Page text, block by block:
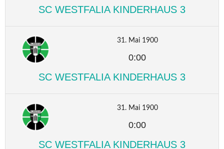
SC WESTFALIA KINDERHAUS 3
31. Mai 1900
0:00
SC WESTFALIA KINDERHAUS 3
31. Mai 1900
0:00
SC WESTFALIA KINDERHAUS 3